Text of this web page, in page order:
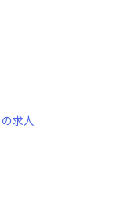
の求人